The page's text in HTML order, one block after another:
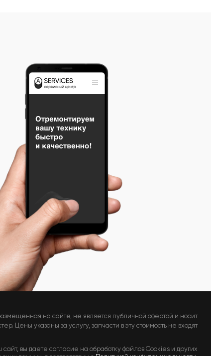
на сайте, не является публичной офертой и носит
Цены указаны за услугу, запчасти в эту стоимость не входят
вы даете согласие на обработку файлов Cookies и других